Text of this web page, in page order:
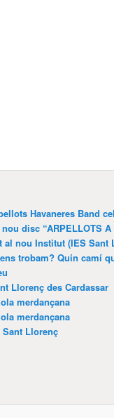
Havaneres Band
disc “ARPELLOTS A
al nou Institut (IES Sant
trobam? Quin camí
Llorenç des Cardassar
merdançana
merdançana
Sant Llorenç